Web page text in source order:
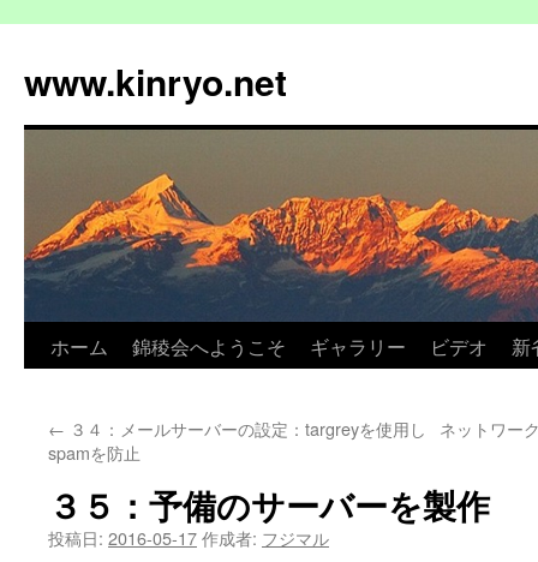
テ
ン
www.kinryo.net
ホーム 錦稜会へようこそ ギャラリー ビデオ 新
← ３４：メールサーバーの設定：targreyを使用し
spamを防止
ネットワー
３５：予備のサーバーを製作
投稿日: 2016-05-17作成者: フジマル